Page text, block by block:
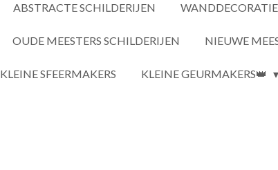
ABSTRACTE SCHILDERIJEN
OUDE MEESTERS SCHILDERIJEN NIEUWE
KLEINE SFEERMAKERS KLEINE GEURMAKERS👑